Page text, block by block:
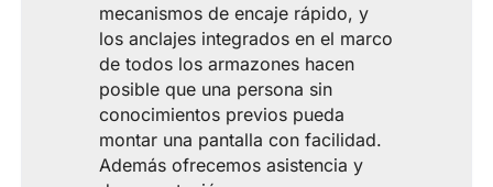
mecanismos de encaje rápido, y
los anclajes integrados en el marco
de todos los armazones hacen
posible que una persona sin
conocimientos previos pueda
montar una pantalla con facilidad.
Además ofrecemos asistencia y